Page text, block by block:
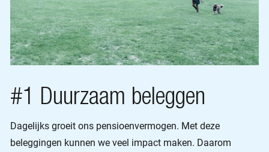
#1 Duurzaam beleggen
Dagelijks groeit ons pensioenvermogen. Met deze
beleggingen kunnen we veel impact maken. Daarom